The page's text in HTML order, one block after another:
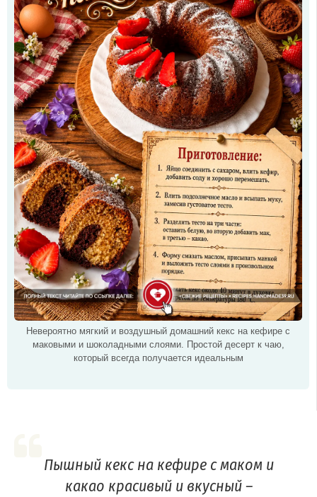
Невероятно мягкий и воздушный домашний кекс на кефире с
маковыми и шоколадными слоями. Простой десерт к чаю,
который всегда получается идеальным
Пышный кекс на кефире с маком и
какао красивый и вкусный –